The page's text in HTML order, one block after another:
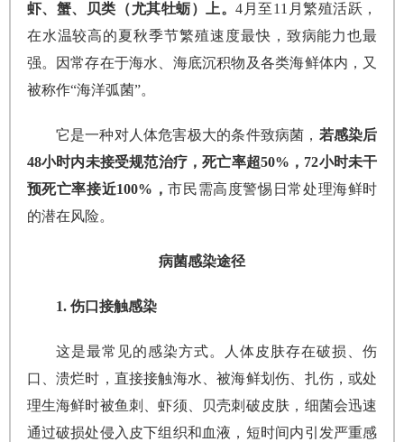
虾、蟹、贝类（尤其牡蛎）上。4月至11月繁殖活跃，
在水温较高的夏秋季节繁殖速度最快，致病能力也最
强。因常存在于海水、海底沉积物及各类海鲜体内，又
被称作“海洋弧菌”。
它是一种对人体危害极大的条件致病菌， 若感染后
48小时内未接受规范治疗，死亡率超50%，72小时未干
预死亡率接近100%，市民需高度警惕日常处理海鲜时
的潜在风险。
病菌感染途径
1. 伤口接触感染
这是最常见的感染方式。人体皮肤存在破损、伤
口、溃烂时，直接接触海水、被海鲜划伤、扎伤，或处
理生海鲜时被鱼刺、虾须、贝壳刺破皮肤，细菌会迅速
通过破损处侵入皮下组织和血液，短时间内引发严重感